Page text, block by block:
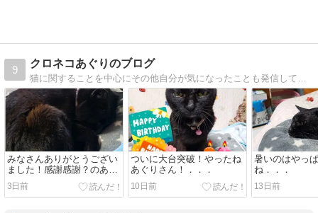
9
クロネコあぐりのブログ
みなさんありがとうござい
ました！感謝感謝？のあぐ
りさん．．．
3日前
ついに大台突破！やったね
あぐりさん！．．．
10日前
暑いのはやっ
ね．．．
13日前